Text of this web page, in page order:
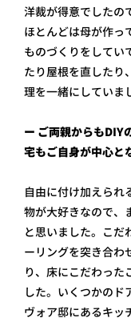
洋裁が得意でしたの
ほとんどは母が作っ
ものづくりをしてい
たり屋根を直したり
理を一緒にしていま
ー ご両親からもDIY
宅もご自身が中心と
自由に付け加えられ
物が大好きなので、
と思いました。こだ
ーリングを突き合わ
り、床にこだわった
した。いくつかのド
ヴォア邸にあるキッ